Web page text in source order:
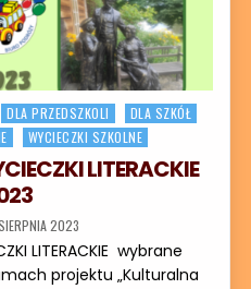
DLA PRZEDSZKOLI
DLA SZKÓŁ
WYCIECZKI SZKOLNE
LITERACKIE
PUBLIKACJI:
2023
LITERACKIE wybrane
projektu „Kulturalna